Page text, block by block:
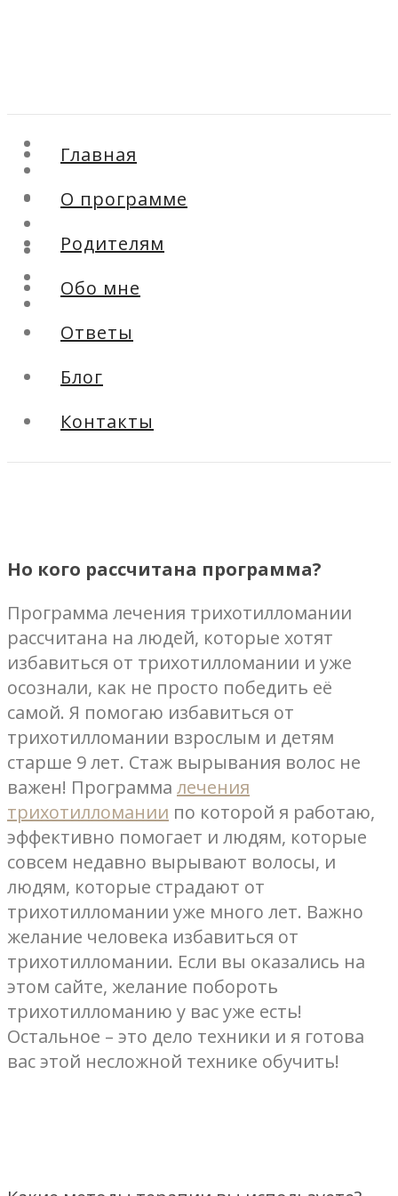
Главная
Родителям
Ответы
Блог
Главная
О программе
Родителям
Обо мне
Ответы
Блог
Контакты
Но кого рассчитана программа?
Программа лечения трихотилломании
рассчитана на людей, которые хотят
избавиться от трихотилломании и уже
осознали, как не просто победить её
самой. Я помогаю избавиться от
трихотилломании взрослым и детям
cтарше 9 лет. Стаж вырывания волос не
важен! Программа лечения
трихотилломании по которой я работаю,
эффективно помогает и людям, которые
совсем недавно вырывают волосы, и
людям, которые страдают от
трихотилломании уже много лет. Важно
желание человека избавиться от
трихотилломании. Если вы оказались на
этом сайте, желание побороть
трихотилломанию у вас уже есть!
Остальное – это дело техники и я готова
вас этой несложной технике обучить!